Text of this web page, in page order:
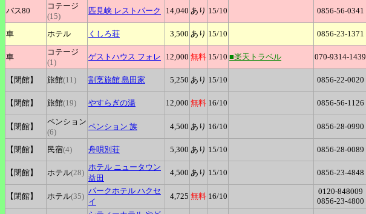
バス80
コテージ
(15)
匹見峡 レストパーク 14,040 あり 15/10 0856-56-0341
車 ホテル くしろ荘 3,500 あり 15/10 0856-23-1371
車
コテージ
(1)
ゲストハウス フォレ 12,000 無料 15/10 ■楽天トラベル 070-9314-1439
【閉館】 旅館(11) 割烹旅館 島田家 5,250 あり 15/10 0856-22-0020
【閉館】 旅館(19) やすらぎの湯 12,000 無料 16/10 0856-56-1126
【閉館】
ペンション
(6)
ペンション 族 4,500 あり 16/10 0856-28-0990
【閉館】 民宿(4) 舟唄別荘 5,300 あり 15/10 0856-28-0089
【閉館】 ホテル(28)
ホテル ニュータウン
益田
4,500 あり 15/10 0856-23-4848
【閉館】
ホテル(35)
パークホテル ハクセ
イ
4,725 無料 16/10
0120-848009
0856-23-4800